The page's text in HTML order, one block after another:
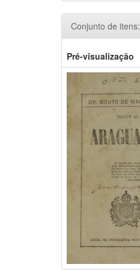
Conjunto de itens:
Pré-visualização